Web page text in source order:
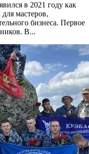
в 2021 году как
мастеров,
бизнеса. Первое
В...